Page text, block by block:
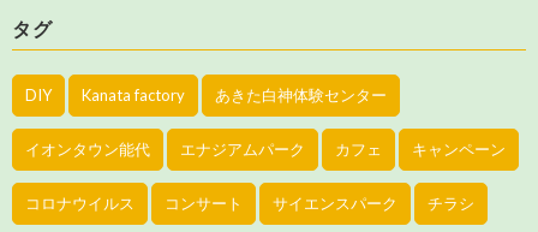
タグ
DIY Kanata factory あきた白神体験センター
イオンタウン能代 エナジアムパーク カフェ キャンペーン
コロナウイルス コンサート サイエンスパーク チラシ